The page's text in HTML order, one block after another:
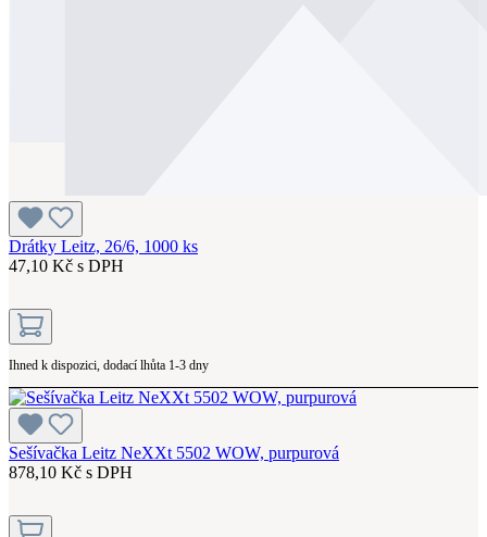
Drátky Leitz, 26/6, 1000 ks
47,10 Kč s DPH
Ihned k dispozici, dodací lhůta 1-3 dny
Sešívačka Leitz NeXXt 5502 WOW, purpurová
878,10 Kč s DPH